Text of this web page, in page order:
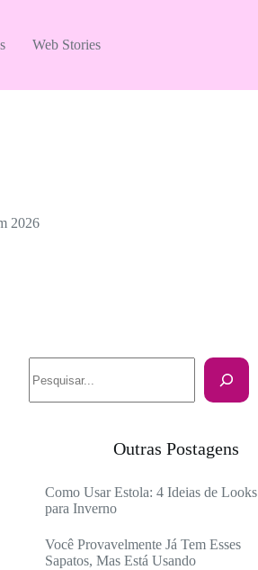
Web Stories
2026
Outras Postagens
Como Usar Estola: 4 Ideias de Looks
para Inverno
Você Provavelmente Já Tem Esses
Sapatos, Mas Está Usando